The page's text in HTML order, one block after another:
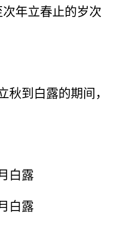
年立春止的岁次
秋到白露的期间，
白露
白露